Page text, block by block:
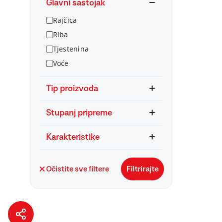
Glavni sastojak
Rajčica
Riba
Tjestenina
Voće
Tip proizvoda
Stupanj pripreme
Karakteristike
Očistite sve filtere Filtrirajte